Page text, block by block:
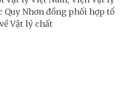
Quy Nhơn đồng phối hợp tổ
Vật lý chất